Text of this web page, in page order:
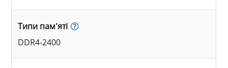
Типи пам’яті
DDR4-2400